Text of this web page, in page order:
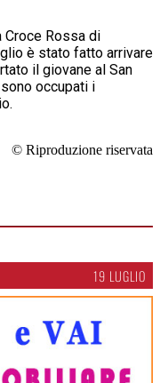
Croce Rossa di
è stato fatto arrivare
il giovane al San
occupati i
© Riproduzione riservata
19 LUGLIO